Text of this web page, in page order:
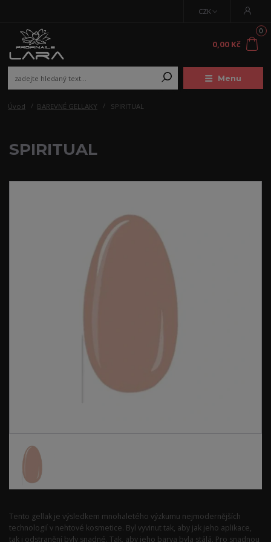
Menu
CZK
0
0,00 Kč
Úvod BAREVNÉ GELLAKY SPIRITUAL
SPIRITUAL
Tento gellak je výsledkem mnohaletého výzkumu nejmodernějších
technologií v nehtové kosmetice. Byl vyvinut tak, aby jak jeho aplikace,
tak i odstranění byly snadné. Tak, aby jeho barva byla stálá. Pro snadnou